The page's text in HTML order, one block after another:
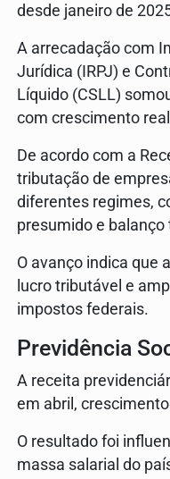
desde janeiro de
A arrecadação com
Jurídica (IRPJ) e
Líquido (CSLL)
com crescimento
De acordo com a
tributação de
diferentes regimes,
presumido e
O avanço indica que
lucro tributável e
impostos federais.
Previdência
A receita
em abril,
O resultado foi
massa salarial do